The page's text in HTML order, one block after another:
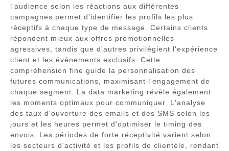
l'audience selon les réactions aux différentes
campagnes permet d'identifier les profils les plus
réceptifs à chaque type de message. Certains clients
répondent mieux aux offres promotionnelles
agressives, tandis que d'autres privilégient l'expérience
client et les événements exclusifs. Cette
compréhension fine guide la personnalisation des
futures communications, maximisant l'engagement de
chaque segment. La data marketing révèle également
les moments optimaux pour communiquer. L'analyse
des taux d'ouverture des emails et des SMS selon les
jours et les heures permet d'optimiser le timing des
envois. Les périodes de forte réceptivité varient selon
les secteurs d'activité et les profils de clientèle, rendant